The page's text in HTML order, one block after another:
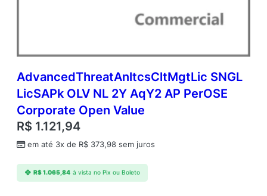
AdvancedThreatAnltcsCltMgtLic SNGL
LicSAPk OLV NL 2Y AqY2 AP PerOSE
Corporate Open Value
R$ 1.121,94
em até 3x de R$ 373,98 sem juros
R$1.065,84 à vista no Pix ou Boleto